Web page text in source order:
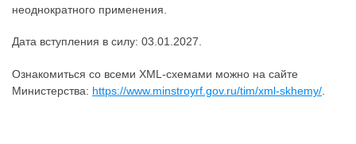
неоднократного применения.
Дата вступления в силу: 03.01.2027.
Ознакомиться со всеми XML-схемами можно на сайте
Министерства: https://www.minstroyrf.gov.ru/tim/xml-skhemy/